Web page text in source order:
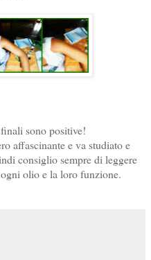
sono positive!
affascinante e va studiato e
consiglio sempre di leggere
olio e la loro funzione.